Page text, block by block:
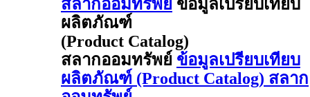
สลากออมทรัพย์ ข้อมูลเปรียบเทียบ
ผลิตภัณฑ์
(Product Catalog)
สลากออมทรัพย์ ข้อมูลเปรียบเทียบ
ผลิตภัณฑ์ (Product Catalog) สลาก